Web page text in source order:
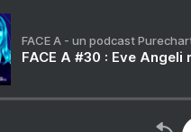
FACE A - un podcast
FACE A #30 : Eve